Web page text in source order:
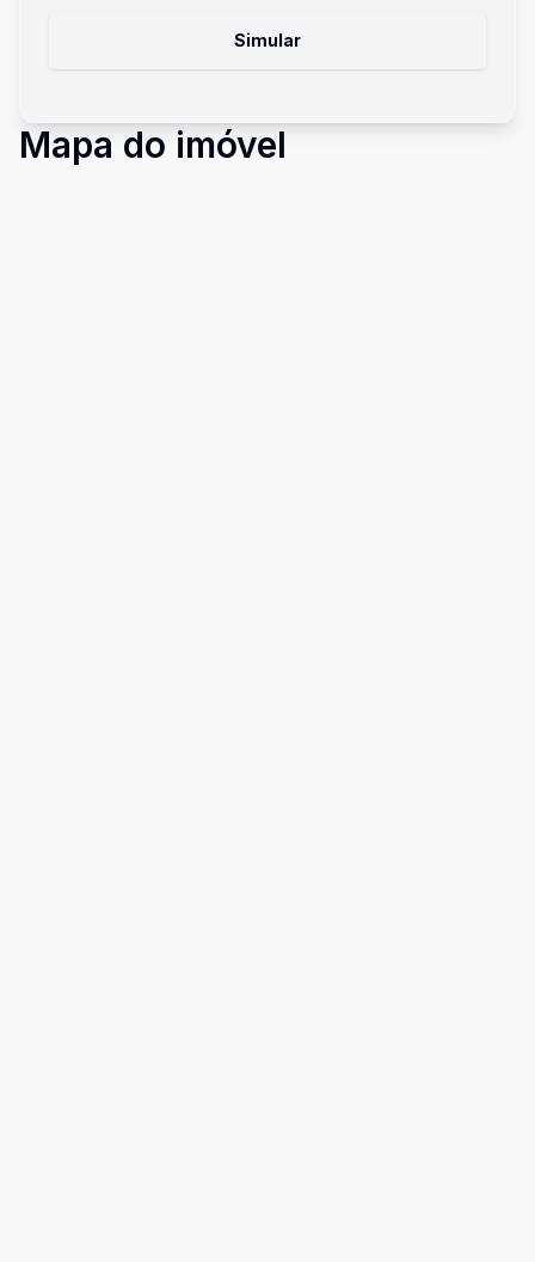
Simular
Mapa do imóvel